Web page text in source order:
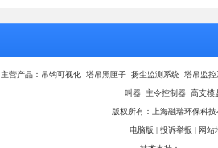
主营产品：吊钩可视化 塔吊黑匣子 扬尘监测系统 塔吊监
叫器 主令控制器 高支模
版权所有：上海融瑞环保科技
电脑版 | 投诉举报 | 网站